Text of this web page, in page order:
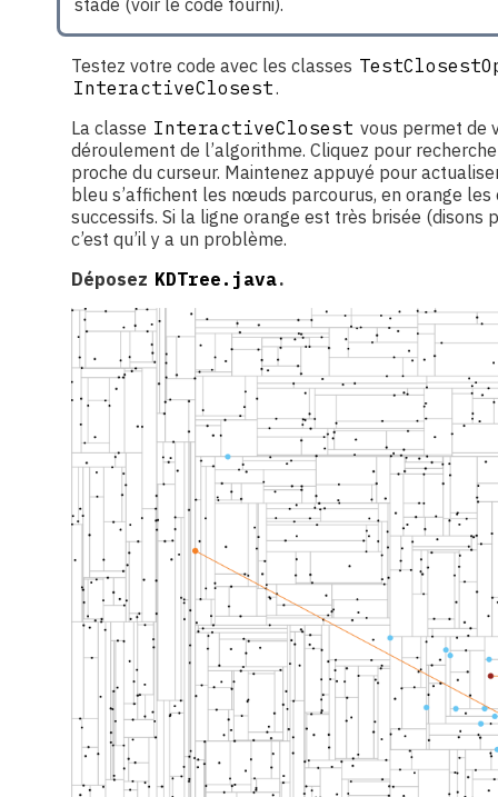
stade (voir le code fourni).
Testez votre code avec les classes
InteractiveClosest.
La classe InteractiveClosest vous permet de
déroulement de l’algorithme. Cliquez pour
proche du curseur. Maintenez appuyé pour
bleu s’affichent les nœuds parcourus, en orange les
successifs. Si la ligne orange est très brisée (disons
c’est qu’il y a un problème.
Déposez KDTree.java.